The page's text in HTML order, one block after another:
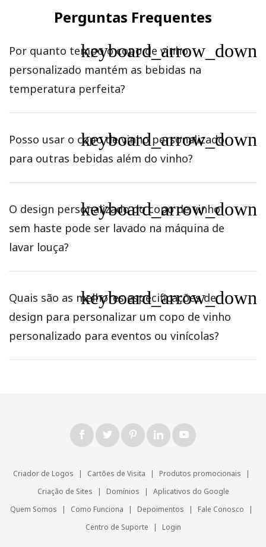
Perguntas Frequentes
Por quanto tempo o copo de vinho
personalizado mantém as bebidas na
temperatura perfeita?
keyboard_arrow_down
Posso usar o copo de vinho personalizado
para outras bebidas além do vinho?
keyboard_arrow_down
O design personalizado do copo de vinho
sem haste pode ser lavado na máquina de
lavar louça?
keyboard_arrow_down
Quais são as melhores especificações de
design para personalizar um copo de vinho
personalizado para eventos ou vinícolas?
keyboard_arrow_down
Criador de Logos | Cartões de Visita | Produtos promocionais
|
Criação de Sites
| Domínios |
Aplicativos do Google
Quem Somos
| Como Funciona | Depoimentos | Fale Conosco
|
Centro de Suporte
| Login